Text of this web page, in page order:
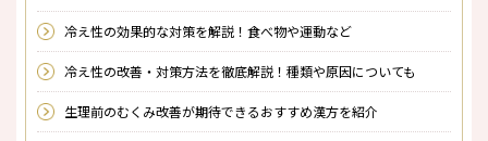
冷え性の効果的な対策を解説！食べ物や運動など
冷え性の改善・対策方法を徹底解説！種類や原因についても
生理前のむくみ改善が期待できるおすすめ漢方を紹介